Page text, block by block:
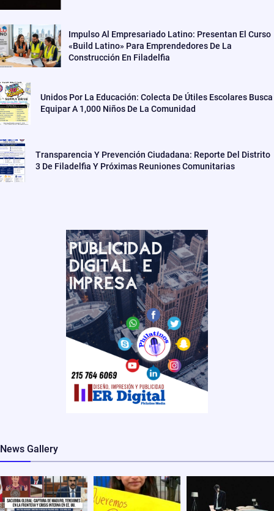
Impulso Al Empresariado Latino: Presentan El Curso
«Build Latino» Para Emprendedores De La
Construcción En Filadelfia
Unidos Por La Educación: Colecta De Útiles Escolares Busca
Equipar A 1,000 Niños De La Comunidad
Transparencia Y Prevención Ciudadana: Reporte Del Distrito
3 De Filadelfia Y Próximas Reuniones Comunitarias
News Gallery